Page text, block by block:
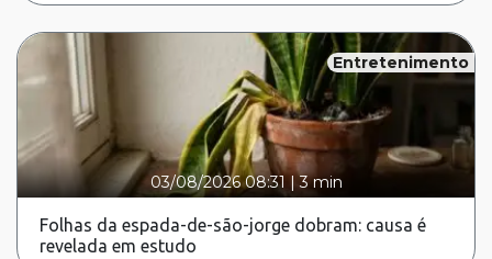
Entretenimento
03/08/2026 08:31 |3 min
Folhas da espada-de-são-jorge dobram: causa é
revelada em estudo